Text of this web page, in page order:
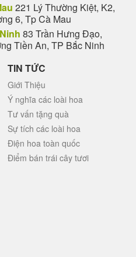
221 Lý Thường Kiệt, K2,
6, Tp Cà Mau
83 Trần Hưng Đạo,
Tiền An, TP Bắc Ninh
TIN TỨC
Giới Thiệu
Ý nghĩa các loài hoa
Tư vấn tặng quà
Sự tích các loài hoa
Điện hoa toàn quốc
Điểm bán trái cây tươi